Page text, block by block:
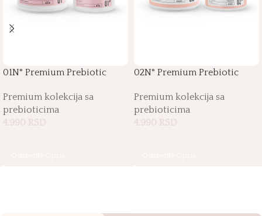
01N° Premium Prebiotic
Premium kolekcija sa
prebioticima
4.990 RSD
02N° Premium Prebiotic
Premium kolekcija sa
prebioticima
4.990 RSD